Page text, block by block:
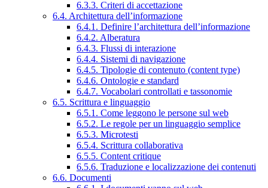
6.3.3. Criteri di accettazione
6.4. Architettura dell’informazione
6.4.1. Definire l’architettura dell’informazione
6.4.2. Alberatura
6.4.3. Flussi di interazione
6.4.4. Sistemi di navigazione
6.4.5. Tipologie di contenuto (content type)
6.4.6. Ontologie e standard
6.4.7. Vocabolari controllati e tassonomie
6.5. Scrittura e linguaggio
6.5.1. Come leggono le persone sul web
6.5.2. Le regole per un linguaggio semplice
6.5.3. Microtesti
6.5.4. Scrittura collaborativa
6.5.5. Content critique
6.5.6. Traduzione e localizzazione dei contenuti
6.6. Documenti